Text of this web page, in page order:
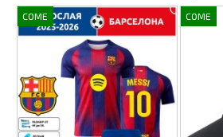
COME COME